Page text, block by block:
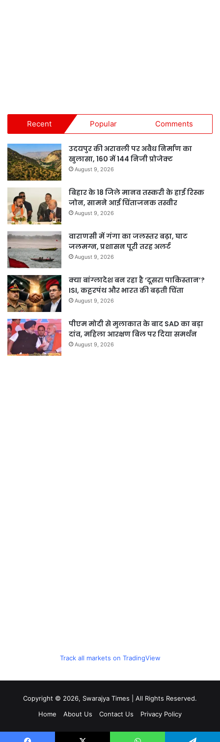
Recent Popular Comments
उदयपुर की अरावली पर अवैध निर्माण का
खुलासा, 160 में 144 निजी प्रोजेक्ट
August 9, 2026
बिहार के 18 जिले मानव तस्करी के हाई रिस्क
जोन, सामने आई चिंताजनक तस्वीर
August 9, 2026
वाराणसी में गंगा का जलस्तर बढ़ा, घाट
जलमग्न, प्रशासन पूरी तरह अलर्ट
August 9, 2026
क्या बांग्लादेश बन रहा है ‘दूसरा पाकिस्तान’?
ISI, कट्टरपंथ और भारत की बढ़ती चिंता
August 9, 2026
पीएम मोदी से मुलाकात के बाद SAD का बड़ा
दांव, महिला आरक्षण बिल पर दिया समर्थन
August 9, 2026
Track all markets on TradingView
Copyright © 2026, Swarajya Times | All Rights Reserved.
Home
About Us Contact Us Privacy Policy